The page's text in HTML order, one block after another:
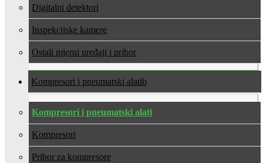
Digitalni detektori
Inspekcijske kamere
Ostali mjerni uređaji i pribor
Kompresori i pneumatski alati
Kompresori i pneumatski alati
Kompresori
Pribor za kompresore